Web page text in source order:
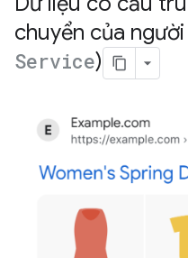
chuyển của
Service)